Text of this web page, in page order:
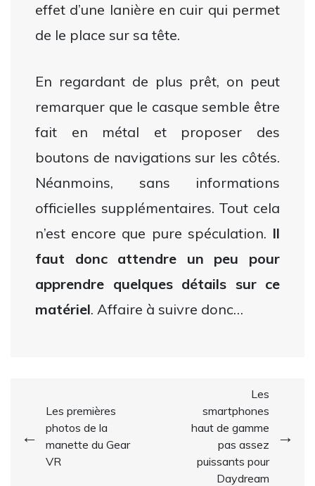
effet d’une lanière en cuir qui permet
de le place sur sa tête.
En regardant de plus prêt, on peut
remarquer que le casque semble être
fait en métal et proposer des
boutons de navigations sur les côtés.
Néanmoins, sans informations
officielles supplémentaires. Tout cela
n’est encore que pure spéculation. Il
faut donc attendre un peu pour
apprendre quelques détails sur ce
matériel. Affaire à suivre donc…
Navigation
de
l’article
Les premières
photos de la
manette du Gear
VR
Les
smartphones
haut de gamme
pas assez
puissants pour
Daydream